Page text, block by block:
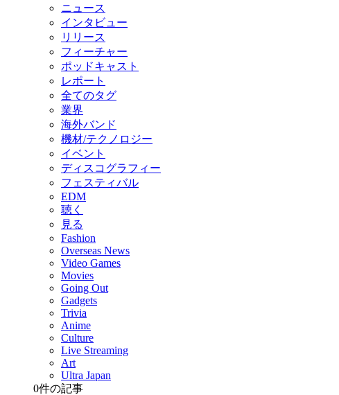
ニュース
インタビュー
リリース
フィーチャー
ポッドキャスト
レポート
全てのタグ
業界
海外バンド
機材/テクノロジー
イベント
ディスコグラフィー
フェスティバル
EDM
聴く
見る
Fashion
Overseas News
Video Games
Movies
Going Out
Gadgets
Trivia
Anime
Culture
Live Streaming
Art
Ultra Japan
0件の記事